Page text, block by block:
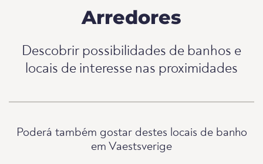
Arredores
Descobrir possibilidades de banhos e
locais de interesse nas proximidades
Poderá também gostar destes locais de banho
em Vaestsverige